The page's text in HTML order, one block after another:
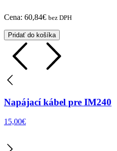
Cena: 60,84€ bez DPH
Pridať do košíka
Napájací kábel pre IM240
15,00€